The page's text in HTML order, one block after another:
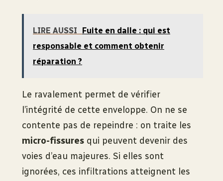
LIRE AUSSI
Fuite en dalle : qui est
responsable et comment obtenir
réparation ?
Le ravalement permet de vérifier
l’intégrité de cette enveloppe. On ne se
contente pas de repeindre : on traite les
micro-fissures qui peuvent devenir des
voies d’eau majeures. Si elles sont
ignorées, ces infiltrations atteignent les